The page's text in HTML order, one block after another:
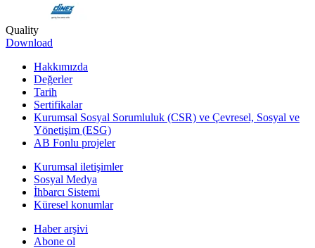
Quality
Download
Hakkımızda
Değerler
Tarih
Sertifikalar
Kurumsal Sosyal Sorumluluk (CSR) ve Çevresel, Sosyal ve
Yönetişim (ESG)
AB Fonlu projeler
Kurumsal iletişimler
Sosyal Medya
İhbarcı Sistemi
Küresel konumlar
Haber arşivi
Abone ol